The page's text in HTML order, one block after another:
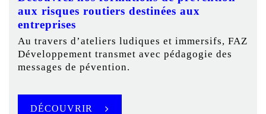
aux risques routiers destinées aux
entreprises
Au travers d’ateliers ludiques et immersifs, FAZ
Développement transmet avec pédagogie des
messages de pévention.
DÉCOUVRIR